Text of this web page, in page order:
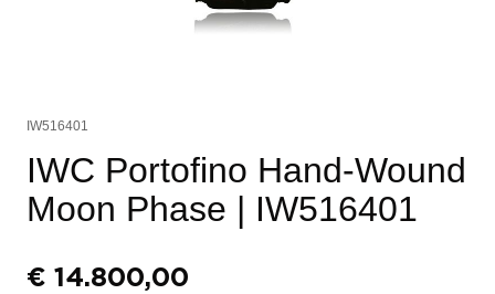
IW516401
IWC Portofino Hand-Wound
Moon Phase | IW516401
€ 14.800,00